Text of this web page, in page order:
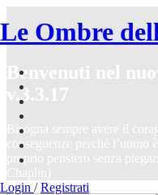
Le Ombre
Login / Registrati
Benvenuti nel
v.3.3.17
Bisogna sempre avere il
conseguenze perchè l’uomo
proprio pensiero senza
Chaplin)